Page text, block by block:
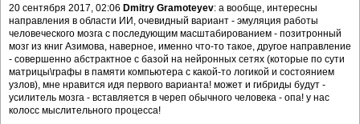
20 сентября 2017, 02:06 Dmitry Gramoteyev: а вообще, интересны
направления в области ИИ, очевидный вариант - эмуляция работы
человеческого мозга с последующим масштабированием - позитронный
мозг из книг Азимова, наверное, именно что-то такое, другое направление
- совершенно абстрактное с базой на нейронных сетях (которые по сути
матрицы\графы в памяти компьютера с какой-то логикой и состоянием
узлов), мне нравится идя первого варианта! может и гибриды будут -
усилитель мозга - вставляется в череп обычного человека - опа! у нас
колосс мыслительного процесса!